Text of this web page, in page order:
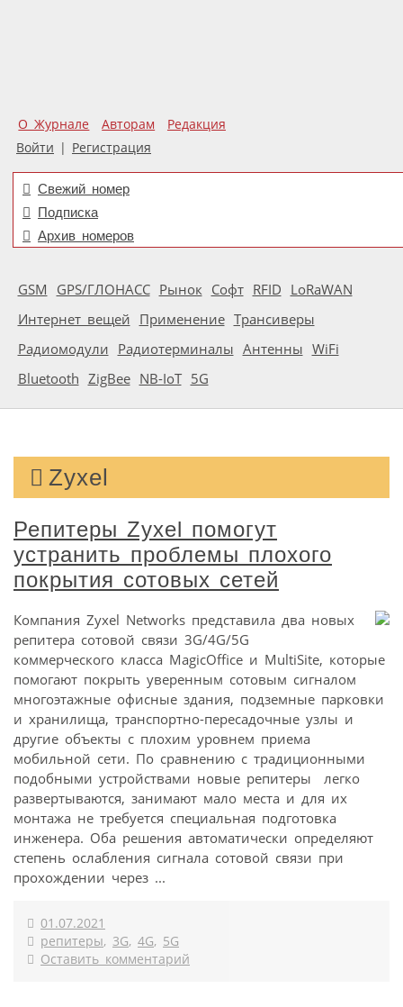
О Журнале Авторам
Редакция
Войти | Регистрация
Свежий номер
Подписка
Архив номеров
GSM GPS/ГЛОНАСС Рынок Софт RFID LoRaWAN
Интернет вещей Применение Трансиверы
Радиомодули Радиотерминалы Антенны WiFi
Bluetooth ZigBee NB-IoT 5G
Zyxel
Репитеры Zyxel помогут
устранить проблемы плохого
покрытия сотовых сетей
Компания Zyxel Networks представила два новых
репитера сотовой связи 3G/4G/5G
коммерческого класса MagicOffice и MultiSite, которые
помогают покрыть уверенным сотовым сигналом
многоэтажные офисные здания, подземные парковки
и хранилища, транспортно-пересадочные узлы и
другие объекты с плохим уровнем приема
мобильной сети. По сравнению с традиционными
подобными устройствами новые репитеры легко
развертываются, занимают мало места и для их
монтажа не требуется специальная подготовка
инженера. Оба решения автоматически определяют
степень ослабления сигнала сотовой связи при
прохождении через ...
01.07.2021
репитеры, 3G, 4G, 5G
Оставить комментарий